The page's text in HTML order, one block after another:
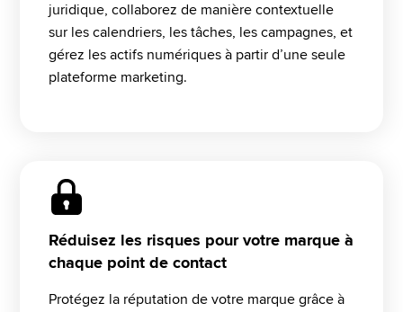
juridique, collaborez de manière contextuelle
sur les calendriers, les tâches, les campagnes, et
gérez les actifs numériques à partir d’une seule
plateforme marketing.
Réduisez les risques pour votre marque à
chaque point de contact
Protégez la réputation de votre marque grâce à